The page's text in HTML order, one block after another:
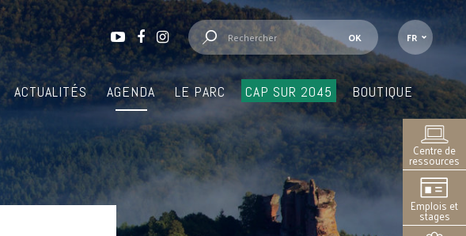
FR
ACTUALITÉS AGENDA LE PARC CAP SUR 2045 BOUTIQUE
Centre de
ressources
Emplois et
stages